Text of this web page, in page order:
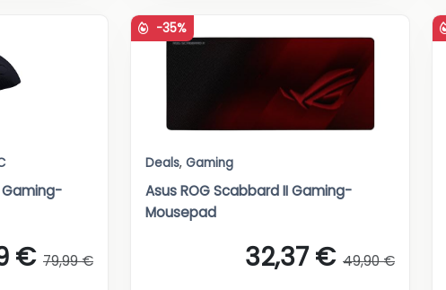
Gaming-
€ 79,99 €
-35%
Deals, Gaming
Asus ROG Scabbard II Gaming-
Mousepad
32,37 € 49,90 €